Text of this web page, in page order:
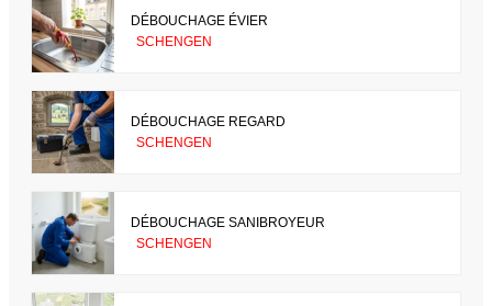
DÉBOUCHAGE ÉVIER
SCHENGEN
DÉBOUCHAGE REGARD
SCHENGEN
DÉBOUCHAGE SANIBROYEUR
SCHENGEN